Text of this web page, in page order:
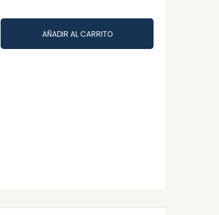
AÑADIR AL CARRITO